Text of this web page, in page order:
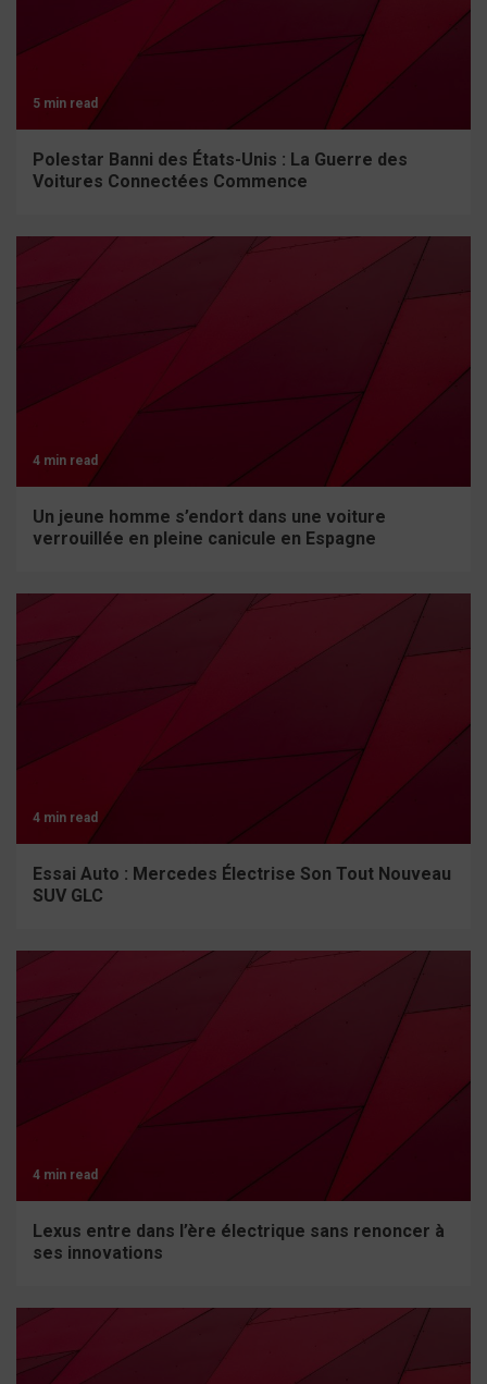
5 min read
Polestar Banni des États-Unis : La Guerre des
Voitures Connectées Commence
4 min read
Un jeune homme s’endort dans une voiture
verrouillée en pleine canicule en Espagne
4 min read
Essai Auto : Mercedes Électrise Son Tout Nouveau
SUV GLC
4 min read
Lexus entre dans l’ère électrique sans renoncer à
ses innovations